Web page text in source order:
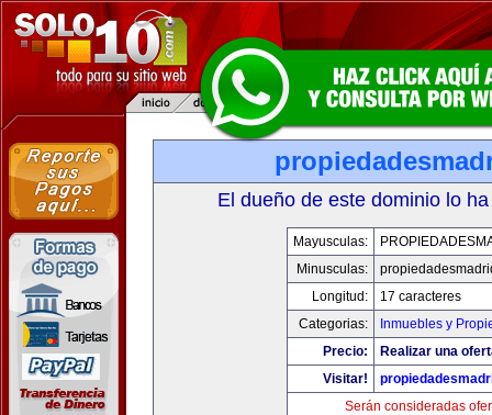
El dueño de este dominio lo
Mayusculas:
Minusculas:
Longitud:
17 caracteres
Categorias:
Inmuebles y
Precio:
Realizar una
Visitar!
Serán consideradas